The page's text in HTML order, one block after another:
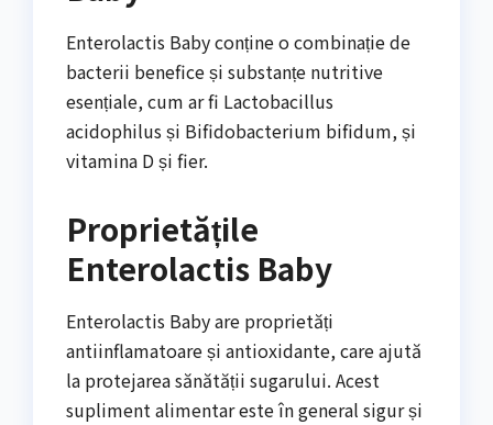
Enterolactis Baby conține o combinație de
bacterii benefice și substanțe nutritive
esențiale, cum ar fi Lactobacillus
acidophilus și Bifidobacterium bifidum, și
vitamina D și fier.
Proprietățile
Enterolactis Baby
Enterolactis Baby are proprietăți
antiinflamatoare și antioxidante, care ajută
la protejarea sănătății sugarului. Acest
supliment alimentar este în general sigur și